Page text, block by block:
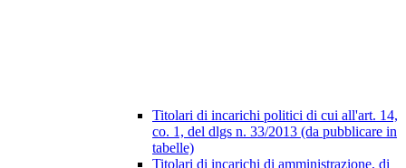
Titolari di incarichi politici di cui all'art. 14,
co. 1, del dlgs n. 33/2013 (da pubblicare in
tabelle)
Titolari di incarichi di amministrazione, di